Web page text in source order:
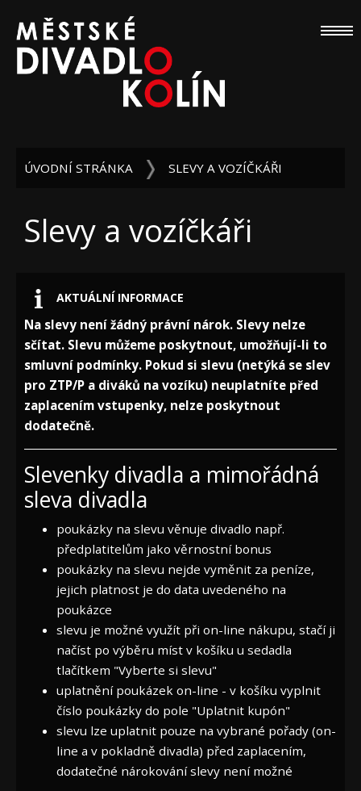
ÚVODNÍ STRÁNKA SLEVY A VOZÍČKÁŘI
Slevy a vozíčkáři
AKTUÁLNÍ INFORMACE
Na slevy není žádný právní nárok. Slevy nelze
sčítat. Slevu můžeme poskytnout, umožňují-li to
smluvní podmínky. Pokud si slevu (netýká se slev
pro ZTP/P a diváků na vozíku) neuplatníte před
zaplacením vstupenky, nelze poskytnout
dodatečně.
Slevenky divadla a mimořádná
sleva divadla
poukázky na slevu věnuje divadlo např.
předplatitelům jako věrnostní bonus
poukázky na slevu nejde vyměnit za peníze,
jejich platnost je do data uvedeného na
poukázce
slevu je možné využít při on-line nákupu, stačí ji
načíst po výběru míst v košíku u sedadla
tlačítkem "Vyberte si slevu"
uplatnění poukázek on-line - v košíku vyplnit
číslo poukázky do pole "Uplatnit kupón"
slevu lze uplatnit pouze na vybrané pořady (on-
line a v pokladně divadla) před zaplacením,
dodatečné nárokování slevy není možné